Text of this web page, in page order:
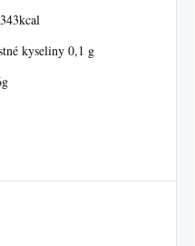
kyseliny 0,1 g